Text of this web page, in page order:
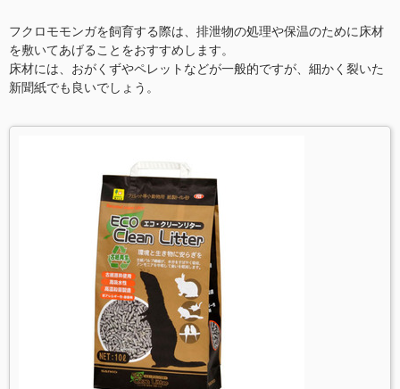
フクロモモンガを飼育する際は、排泄物の処理や保温のために床材
を敷いてあげることをおすすめします。
床材には、おがくずやペレットなどが一般的ですが、細かく裂いた
新聞紙でも良いでしょう。